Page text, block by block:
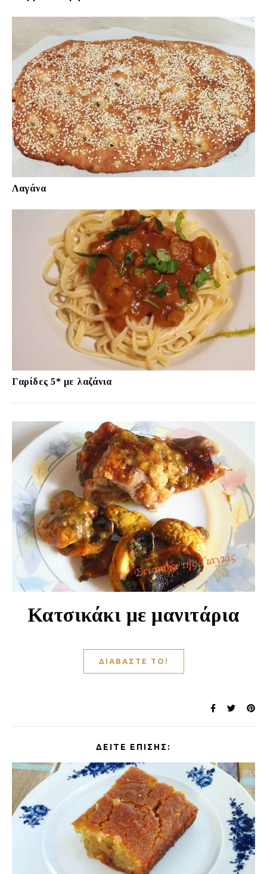
Λαγάνα
Γαρίδες 5* με λαζάνια
Κατσικάκι με μανιτάρια
ΔΙΑΒΆΣΤΕ ΤΟ!
ΔΕΊΤΕ ΕΠΊΣΗΣ: